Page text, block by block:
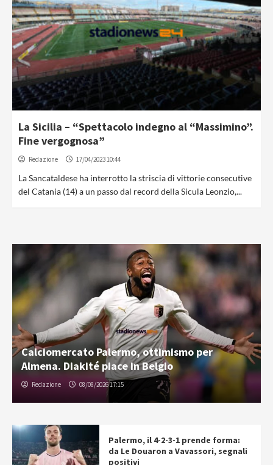
La Sicilia – “Spettacolo indegno al “Massimino”.
Fine vergognosa”
Redazione 17/04/2023 10:44
La Sancataldese ha interrotto la striscia di vittorie consecutive
del Catania (14) a un passo dal record della Sicula Leonzio,...
Calciomercato Palermo, ottimismo per
Almena. Diakité piace in Belgio
Redazione 08/08/2026 17:15
Palermo, il 4-2-3-1 prende forma:
da Le Douaron a Vavassori, segnali
positivi